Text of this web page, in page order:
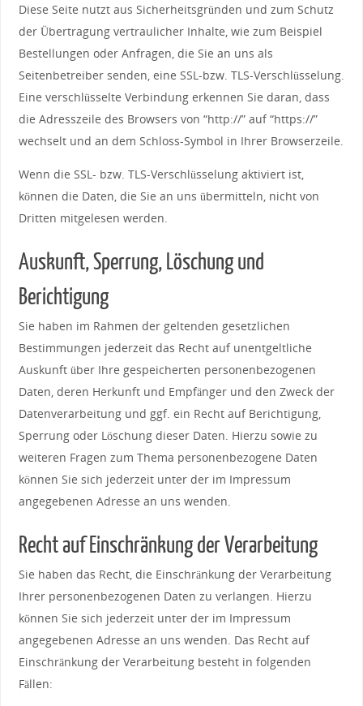
Diese Seite nutzt aus Sicherheitsgründen und zum Schutz
der Übertragung vertraulicher Inhalte, wie zum Beispiel
Bestellungen oder Anfragen, die Sie an uns als
Seitenbetreiber senden, eine SSL-bzw. TLS-Verschlüsselung.
Eine verschlüsselte Verbindung erkennen Sie daran, dass
die Adresszeile des Browsers von “http://” auf “https://”
wechselt und an dem Schloss-Symbol in Ihrer Browserzeile.
Wenn die SSL- bzw. TLS-Verschlüsselung aktiviert ist,
können die Daten, die Sie an uns übermitteln, nicht von
Dritten mitgelesen werden.
Auskunft, Sperrung, Löschung und
Berichtigung
Sie haben im Rahmen der geltenden gesetzlichen
Bestimmungen jederzeit das Recht auf unentgeltliche
Auskunft über Ihre gespeicherten personenbezogenen
Daten, deren Herkunft und Empfänger und den Zweck der
Datenverarbeitung und ggf. ein Recht auf Berichtigung,
Sperrung oder Löschung dieser Daten. Hierzu sowie zu
weiteren Fragen zum Thema personenbezogene Daten
können Sie sich jederzeit unter der im Impressum
angegebenen Adresse an uns wenden.
Recht auf Einschränkung der Verarbeitung
Sie haben das Recht, die Einschränkung der Verarbeitung
Ihrer personenbezogenen Daten zu verlangen. Hierzu
können Sie sich jederzeit unter der im Impressum
angegebenen Adresse an uns wenden. Das Recht auf
Einschränkung der Verarbeitung besteht in folgenden
Fällen: